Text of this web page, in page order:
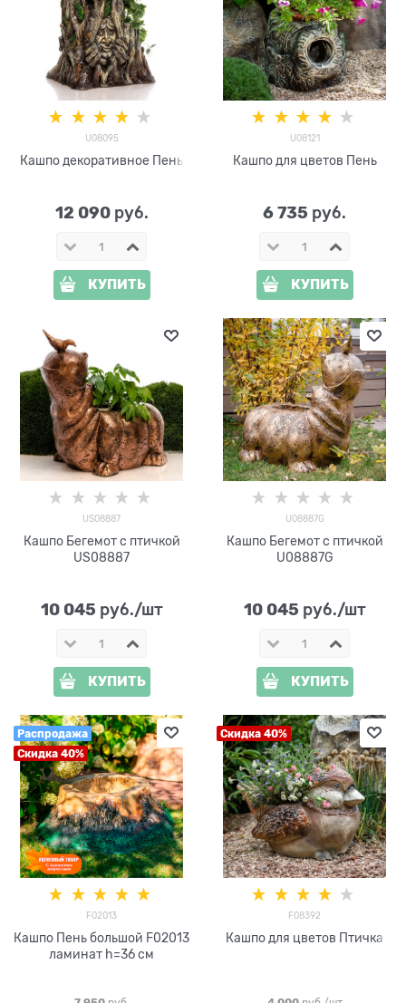
U08095
Кашпо декоративное Пень
12 090 руб.
КУПИТЬ
U08121
Кашпо для цветов Пень
6 735 руб.
КУПИТЬ
US08887
Кашпо Бегемот с птичкой
US08887
10 045 руб./шт
КУПИТЬ
U08887G
Кашпо Бегемот с птичкой
U08887G
10 045 руб./шт
КУПИТЬ
Распродажа
Скидка 40%
F02013
Кашпо Пень большой F02013
ламинат h=36 см
Скидка 40%
F08392
Кашпо для цветов Птичка